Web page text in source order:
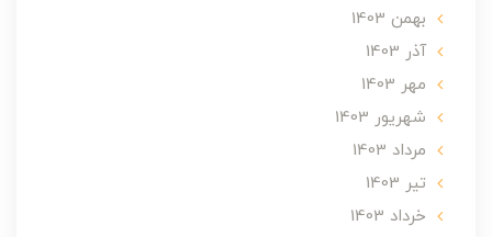
بهمن 1403
آذر 1403
مهر 1403
شهریور 1403
مرداد 1403
تير 1403
خرداد 1403